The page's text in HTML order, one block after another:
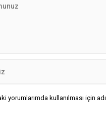
yorumlarımda kullanılması için